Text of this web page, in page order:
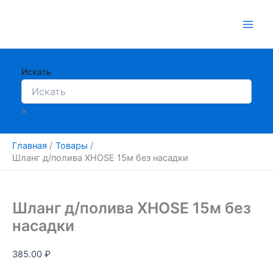
Искать
×
Главная
Товары
Шланг д/полива XHOSE 15м без насадки
Шланг д/полива XHOSE 15м без
насадки
385.00 ₽